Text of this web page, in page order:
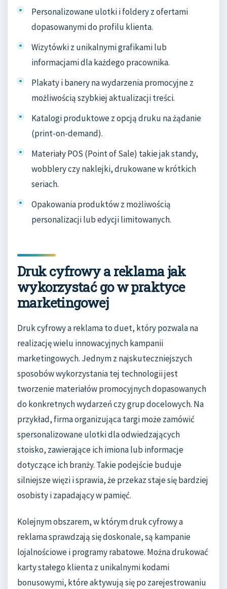
Personalizowane ulotki i foldery z ofertami
dopasowanymi do profilu klienta.
Wizytówki z unikalnymi grafikami lub
informacjami dla każdego pracownika.
Plakaty i banery na wydarzenia promocyjne z
możliwością szybkiej aktualizacji treści.
Katalogi produktowe z opcją druku na żądanie
(print-on-demand).
Materiały POS (Point of Sale) takie jak standy,
wobblery czy naklejki, drukowane w krótkich
seriach.
Opakowania produktów z możliwością
personalizacji lub edycji limitowanych.
Druk cyfrowy a reklama jak
wykorzystać go w praktyce
marketingowej
Druk cyfrowy a reklama to duet, który pozwala na
realizację wielu innowacyjnych kampanii
marketingowych. Jednym z najskuteczniejszych
sposobów wykorzystania tej technologii jest
tworzenie materiałów promocyjnych dopasowanych
do konkretnych wydarzeń czy grup docelowych. Na
przykład, firma organizująca targi może zamówić
spersonalizowane ulotki dla odwiedzających
stoisko, zawierające ich imiona lub informacje
dotyczące ich branży. Takie podejście buduje
silniejsze więzi i sprawia, że przekaz staje się bardziej
osobisty i zapadający w pamięć.
Kolejnym obszarem, w którym druk cyfrowy a
reklama sprawdzają się doskonale, są kampanie
lojalnościowe i programy rabatowe. Można drukować
karty stałego klienta z unikalnymi kodami
bonusowymi, które aktywują się po zarejestrowaniu